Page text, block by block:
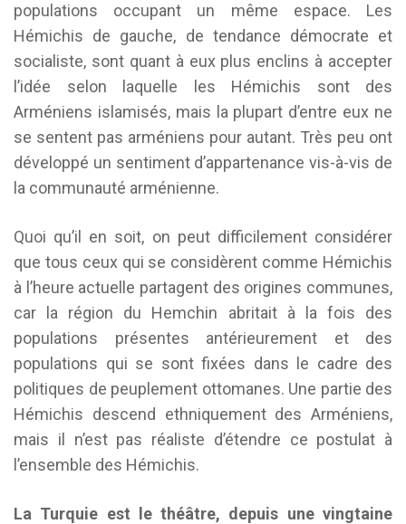
populations occupant un même espace. Les
Hémichis de gauche, de tendance démocrate et
socialiste, sont quant à eux plus enclins à accepter
l’idée selon laquelle les Hémichis sont des
Arméniens islamisés, mais la plupart d’entre eux ne
se sentent pas arméniens pour autant. Très peu ont
développé un sentiment d’appartenance vis-à-vis de
la communauté arménienne.
Quoi qu’il en soit, on peut difficilement considérer
que tous ceux qui se considèrent comme Hémichis
à l’heure actuelle partagent des origines communes,
car la région du Hemchin abritait à la fois des
populations présentes antérieurement et des
populations qui se sont fixées dans le cadre des
politiques de peuplement ottomanes. Une partie des
Hémichis descend ethniquement des Arméniens,
mais il n’est pas réaliste d’étendre ce postulat à
l’ensemble des Hémichis.
La Turquie est le théâtre, depuis une vingtaine